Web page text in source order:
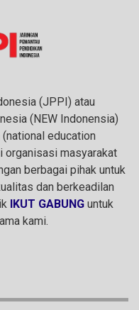
(JPPI) atau
(NEW Indonensia)
education
organisasi masyarakat
berbagai pihak untuk
dan berkeadilan
IKUT GABUNG untuk
kami.